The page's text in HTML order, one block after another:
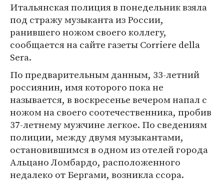
Итальянская полиция в понедельник взяла
под стражу музыканта из России,
ранившего ножом своего коллегу,
сообщается на сайте газеты Corriere della
Sera.
По предварительным данным, 33-летний
россиянин, имя которого пока не
называется, в воскресенье вечером напал с
ножом на своего соотечественника, пробив
37-летнему мужчине легкое. По сведениям
полиции, между двумя музыкантами,
остановившимся в одном из отелей города
Альцано Ломбардо, расположенного
недалеко от Бергами, возникла ссора.